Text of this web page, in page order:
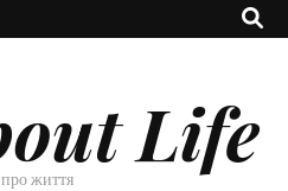
Life
життя